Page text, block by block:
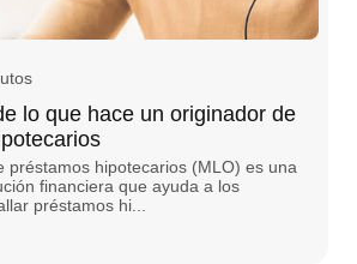
lo que hace un originador de
préstamos hipotecarios (MLO) es una
financiera que ayuda a los
préstamos hi...